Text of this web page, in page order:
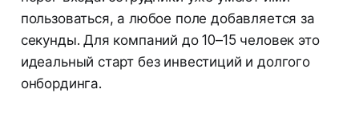
пользоваться, а любое поле добавляется за
секунды. Для компаний до 10–15 человек это
идеальный старт без инвестиций и долгого
онбординга.